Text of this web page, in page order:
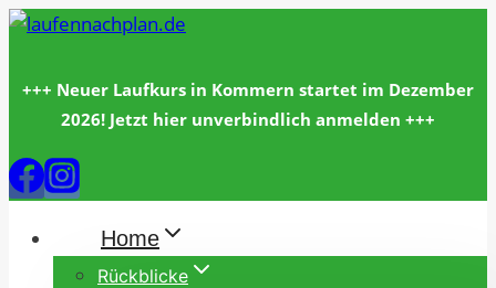
Zum
springen
+++ Neuer Laufkurs in Kommern startet im Dezember
2026! Jetzt hier unverbindlich anmelden +++
Home
Rückblicke